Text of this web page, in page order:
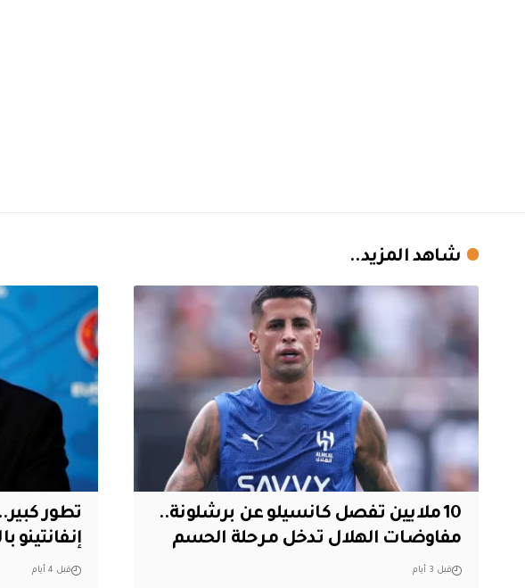
شاهد المزيد..
10 ملايين تفصل كانسيلو عن برشلونة..
مفاوضات الهلال تدخل مرحلة الحسم
قبل 3 أيام
تطور
إنفانتينو
قبل 4 أيام